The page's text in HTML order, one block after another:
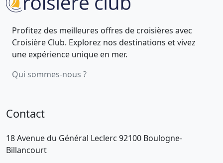
Profitez des meilleures offres de croisières avec
Croisière Club. Explorez nos destinations et vivez
une expérience unique en mer.
Qui sommes-nous ?
Contact
18 Avenue du Général Leclerc 92100 Boulogne-
Billancourt